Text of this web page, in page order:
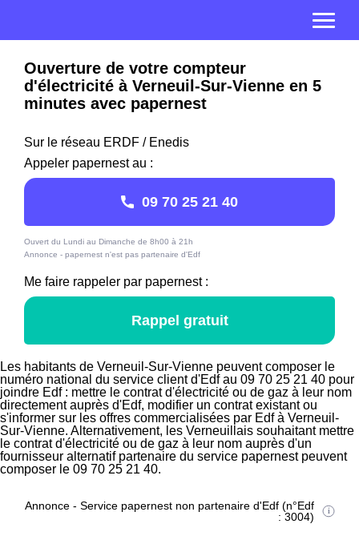
Ouverture de votre compteur
d'électricité à Verneuil-Sur-Vienne en 5
minutes avec papernest
Sur le réseau ERDF / Enedis
Appeler papernest au :
09 70 25 21 40
Ouvert du Lundi au Dimanche de 8h00 à 21h
Annonce - papernest n'est pas partenaire d'Edf
Me faire rappeler par papernest :
Rappel gratuit
Les habitants de Verneuil-Sur-Vienne peuvent composer le
numéro national du service client d'Edf au 09 70 25 21 40 pour
joindre Edf : mettre le contrat d'électricité ou de gaz à leur nom
directement auprès d'Edf, modifier un contrat existant ou
s'informer sur les offres commercialisées par Edf à Verneuil-
Sur-Vienne. Alternativement, les Verneuillais souhaitant mettre
le contrat d'électricité ou de gaz à leur nom auprès d'un
fournisseur alternatif partenaire du service papernest peuvent
composer le 09 70 25 21 40.
Annonce - Service papernest non partenaire d'Edf (n°Edf
: 3004)